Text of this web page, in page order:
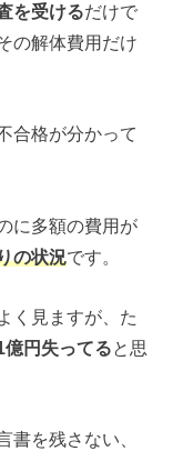
を受けるだけで
の解体費用だけ
合格が分かって
に多額の費用が
の状況です。
く見ますが、た
円失ってると思
書を残さない、